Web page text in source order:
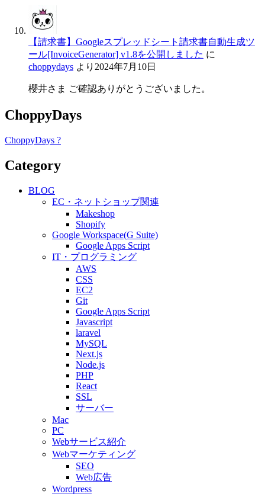
【請求書】Googleスプレッドシート請求書自動生成ツ
ール[InvoiceGenerator] v1.8を公開しました に
choppydays より 2024年7月10日
櫻井さま ご確認ありがとうございました。
ChoppyDays
ChoppyDays ?
Category
BLOG
EC・ネットショップ関連
Makeshop
Shopify
Google Workspace(G Suite)
Google Apps Script
IT・プログラミング
AWS
CSS
EC2
Git
Google Apps Script
Javascript
laravel
MySQL
Next.js
Node.js
PHP
React
SSL
サーバー
Mac
PC
Webサービス紹介
Webマーケティング
SEO
Web広告
Wordpress